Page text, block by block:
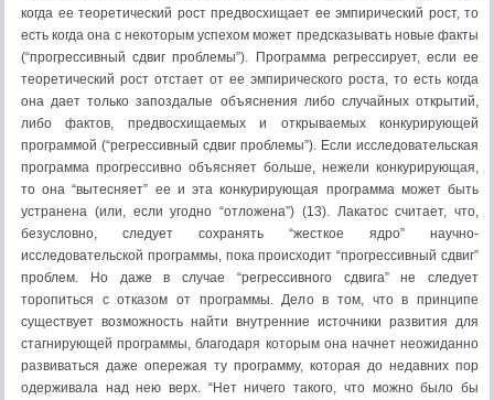
когда ее теоретический рост предвосхищает ее эмпирический рост, то
есть когда она с некоторым успехом может предсказывать новые факты
(“прогрессивный сдвиг проблемы”). Программа регрессирует, если ее
теоретический рост отстает от ее эмпирического роста, то есть когда
она дает только запоздалые объяснения либо случайных открытий,
либо фактов, предвосхищаемых и открываемых конкурирующей
программой (“регрессивный сдвиг проблемы”). Если исследовательская
программа прогрессивно объясняет больше, нежели конкурирующая,
то она “вытесняет” ее и эта конкурирующая программа может быть
устранена (или, если угодно “отложена”) (13). Лакатос считает, что,
безусловно, следует сохранять “жесткое ядро” научно-
исследовательской программы, пока происходит “прогрессивный сдвиг”
проблем. Но даже в случае “регрессивного сдвига” не следует
торопиться с отказом от программы. Дело в том, что в принципе
существует возможность найти внутренние источники развития для
стагнирующей программы, благодаря которым она начнет неожиданно
развиваться даже опережая ту программу, которая до недавних пор
одерживала над нею верх. “Нет ничего такого, что можно было бы